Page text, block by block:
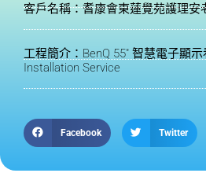
客戶名稱：耆康會東蓮覺苑護理安
工程簡介：BenQ 55" 智慧電子顯
Installation Service
Facebook Twitter